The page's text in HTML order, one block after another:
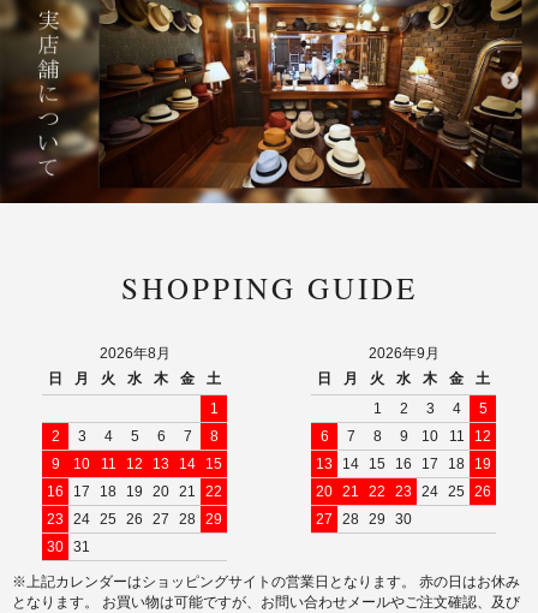
SHOPPING GUIDE
2026年8月
日
月 火 水 木 金
土
1
2
3 4 5 6 7
8
9
10 11 12 13 14
15
16
17 18 19 20 21
22
23 24 25 26 27 28 29
30 31
2026年9月
日
月 火 水 木 金
土
1
2 3 4
5
6
7 8 9 10 11
12
13
14 15 16 17 18
19
20 21 22 23 24 25
26
27
28 29 30
※上記カレンダーはショッピングサイトの営業日となります。 赤の日はお休み
となります。 お買い物は可能ですが、お問い合わせメールやご注文確認、及び